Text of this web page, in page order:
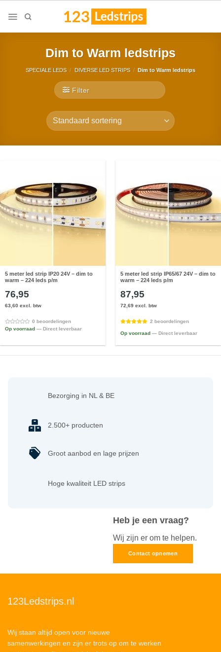
Dim to Warm ledstrips
SPECIALE LEDS / DIVERSE LED STRIPS / Dim to Warm ledstrips
Filter
5 meter led strip IP20 24V – dim to
warm – 224 leds p/m
76,95
63,60 excl. btw
0 beoordelingen
Op voorraad — Direct leverbaar
5 meter led strip IP65/67 24V – dim to
warm – 224 leds p/m
87,95
72,69 excl. btw
2 beoordelingen
Op voorraad — Direct leverbaar
Heb je een vraag?
Wij zijn er om te helpen.
Contact opnemen
Bezorging in NL & BE
2.500+ producten
Groot aanbod en lage prijzen
Hoge kwaliteit LED strips
123Ledstrips.nl
Wij staan altijd open voor nieuwe
samenwerkingen en zijn er trots op om te werken